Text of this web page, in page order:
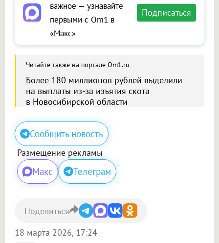
важное — узнавайте
первыми с Om1 в
«Макс»
Подписаться
Читайте также на портале Om1.ru
Более 180 миллионов рублей выделили
на выплаты из-за изъятия скота
в Новосибирской области
Сообщить новость
Размещение рекламы
Макс Телеграм
18 марта 2026, 17:24
Поделиться